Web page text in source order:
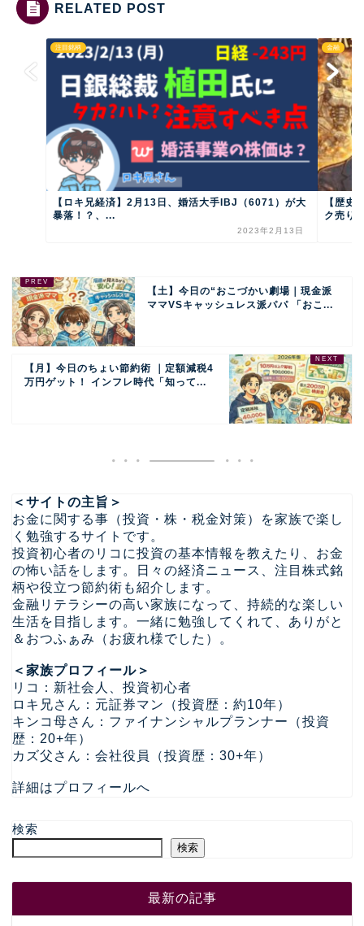
RELATED POST
注目銘柄
【ロキ兄経済】2月13日、婚活大手IBJ（6071）が大
暴落！？、...
2023年2月13日
金融
【歴史
ク売り
【土】今日の“おこづかい劇場｜現金派
ママVSキャッシュレス派パパ 「おこ...
【月】今日のちょい節約術 ｜定額減税4
万円ゲット！ インフレ時代「知って...
＜サイトの主旨＞
お金に関する事（投資・株・税金対策）を家族で楽し
く勉強するサイトです。
投資初心者のリコに投資の基本情報を教えたり、お金
の怖い話をします。日々の経済ニュース、注目株式銘
柄や役立つ節約術も紹介します。
金融リテラシーの高い家族になって、持続的な楽しい
生活を目指します。一緒に勉強してくれて、ありがと
＆おつふぁみ（お疲れ様でした）。
＜家族プロフィール＞
リコ：新社会人、投資初心者
ロキ兄さん：元証券マン（投資歴：約10年）
キンコ母さん：ファイナンシャルプランナー（投資
歴：20+年）
カズ父さん：会社役員（投資歴：30+年）
詳細はプロフィールへ
検索
検索
最新の記事